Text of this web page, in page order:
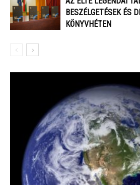
BESZÉLGETÉSEK ÉS
KÖNYVHÉTEN